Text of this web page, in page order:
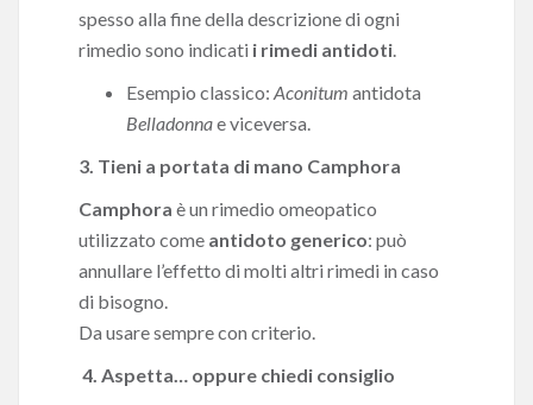
spesso alla fine della descrizione di ogni
rimedio sono indicati i rimedi antidoti.
Esempio classico: Aconitum antidota
Belladonnae viceversa.
3. Tieni a portata di mano Camphora
Camphora è un rimedio omeopatico
utilizzato come antidoto generico: può
annullare l’effetto di molti altri rimedi in caso
di bisogno.
Da usare sempre con criterio.
️ 4. Aspetta… oppure chiedi consiglio